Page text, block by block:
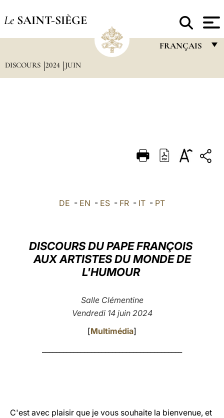
Le SAINT-SIÈGE
FRANÇAIS
DEUTSCH
العربيّة
LATINE
DISCOURS 2024 JUIN
DE - EN - ES - FR - IT - PT
DISCOURS DU PAPE FRANÇOIS
AUX ARTISTES DU MONDE DE
L'HUMOUR
Salle Clémentine
Vendredi 14 juin 2024
[Multimédia]
C'est avec plaisir que je vous souhaite la bienvenue, et